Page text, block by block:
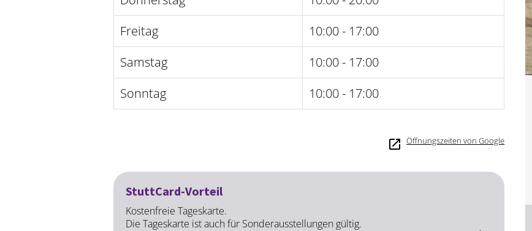
Freitag
10:00 - 17:00
Samstag
10:00 - 17:00
Sonntag
10:00 - 17:00
Öffnungszeiten von Google
StuttCard-Vorteil
Kostenfreie Tageskarte.
Die Tageskarte ist auch für Sonderausstellungen gültig.